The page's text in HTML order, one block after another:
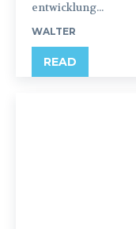
entwicklung...
WALTER
READ